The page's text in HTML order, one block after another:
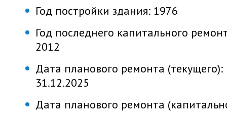
Год постройки здания: 1976
Год последнего капитального
2012
Дата планового ремонта (текущего):
31.12.2025
Дата планового ремонта